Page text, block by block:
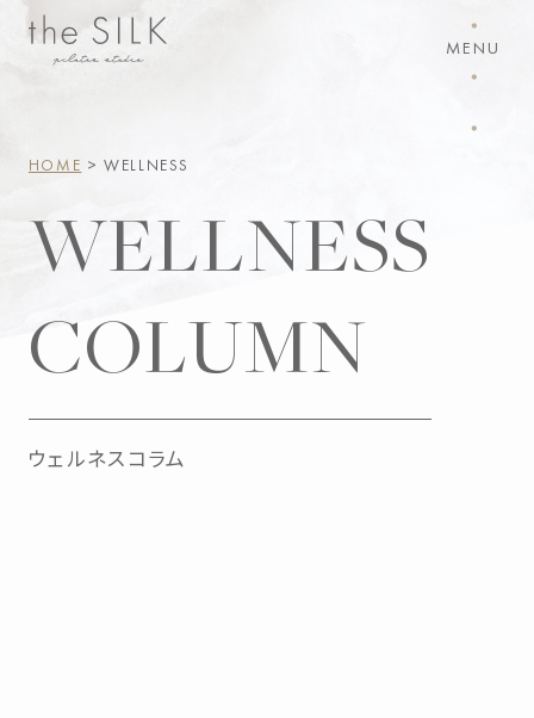
・
・
・
MENU
HOME > WELLNESS
WELLNESS
COLUMN
ウェルネスコラム